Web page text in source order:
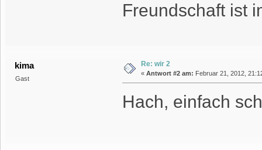
Freundschaft ist
kima
Gast
Re: wir 2
« Antwort #2 am: Februar 21, 2012,
Hach, einfach